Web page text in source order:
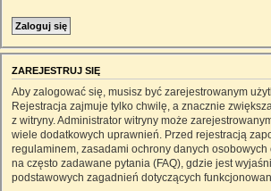
ZAREJESTRUJ SIĘ
Aby zalogować się, musisz być zarejestrowanym
Rejestracja zajmuje tylko chwilę, a znacznie
z witryny. Administrator witryny może
wiele dodatkowych uprawnień. Przed rejestracją
regulaminem, zasadami ochrony danych
na często zadawane pytania (FAQ), gdzie jest
podstawowych zagadnień dotyczących